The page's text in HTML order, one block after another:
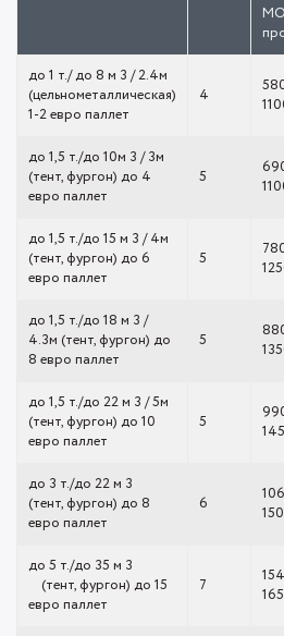
МО
до 1 т./ до 8 м 3 / 2.4м
(цельнометаллическая)
1-2 евро паллет
4
до 1,5 т./до 10м 3 / 3м
(тент, фургон) до 4
евро паллет
5
до 1,5 т./до 15 м 3 / 4м
(тент, фургон) до 6
евро паллет
5
до 1,5 т./до 18 м 3 /
4.3м (тент, фургон) до
8 евро паллет
5
до 1,5 т./до 22 м 3 / 5м
(тент, фургон) до 10
евро паллет
5
до 3 т./до 22 м 3
(тент, фургон) до 8
евро паллет
6
до 5 т./до 35 м 3
(тент, фургон) до 15
евро паллет
7